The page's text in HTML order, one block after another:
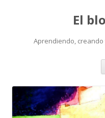
El
Aprendiendo,